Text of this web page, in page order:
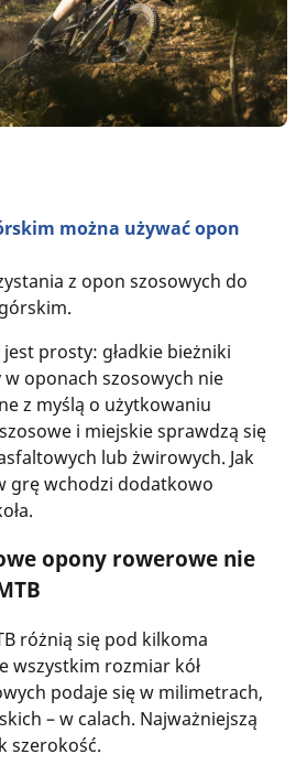
można używać opon
z opon szosowych do
prosty: gładkie bieżniki
oponach szosowych nie
z myślą o użytkowaniu
i miejskie sprawdzą się
lub żwirowych. Jak
grę wchodzi dodatkowo
opony rowerowe nie
różnią się pod kilkoma
wszystkim rozmiar kół
podaje się w milimetrach,
– w calach. Najważniejszą
szerokość.